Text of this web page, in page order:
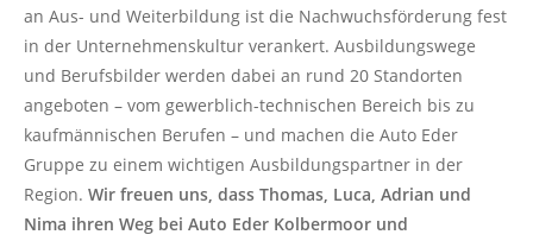
an Aus- und Weiterbildung ist die Nachwuchsförderung fest
in der Unternehmenskultur verankert. Ausbildungswege
und Berufsbilder werden dabei an rund 20 Standorten
angeboten – vom gewerblich-technischen Bereich bis zu
kaufmännischen Berufen – und machen die Auto Eder
Gruppe zu einem wichtigen Ausbildungspartner in der
Region. Wir freuen uns, dass Thomas, Luca, Adrian und
Nima ihren Weg bei Auto Eder Kolbermoor und